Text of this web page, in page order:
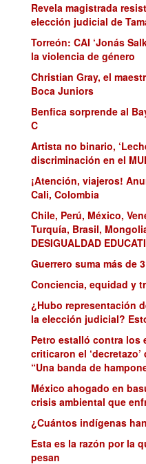
Revela magistrada
elección judicial de
Torreón: CAI ‘Jonás
la violencia de género
Christian Gray, el
Boca Juniors
Benfica sorprende al
C
Artista no binario,
discriminación en el
¡Atención, viajeros!
Cali, Colombia
Chile, Perú, México,
Turquía, Brasil,
DESIGUALDAD
Guerrero suma más de
Conciencia, equidad y
¿Hubo representación
la elección judicial?
Petro estalló contra los
criticaron el
“Una banda de
México ahogado en
crisis ambiental que
¿Cuántos indígenas
Esta es la razón por la
pesan